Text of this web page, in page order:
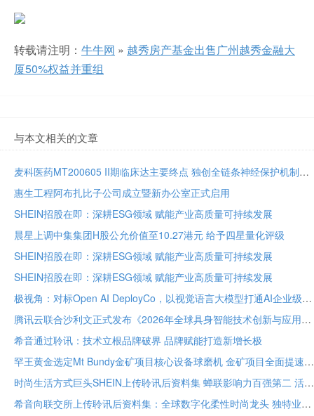
转载请注明： 牛牛网 » 越秀房产基金出售广州越秀金融大
厦50%权益并重组
与本文相关的文章
麦科医药MT200605 II期临床达主要终点 独创全链条神经保护机制将亮相国际卒中大会
惠生工程阿布扎比子公司成立暨新办公室正式启用
SHEIN招股在即：深耕ESG领域 赋能产业高质量可持续发展
晨星上调中集集团H股公允价值至10.27港元 给予四星量化评级
SHEIN招股在即：深耕ESG领域 赋能产业高质量可持续发展
SHEIN招股在即：深耕ESG领域 赋能产业高质量可持续发展
极视角：对标Open AI DeployCo，以视觉语言大模型打通AI企业级落地“最后一公里”
腾讯云联合沙利文正式发布《2026年全球具身智能技术创新与应用白皮书》
希音通过聆讯：技术立根品牌破界 品牌赋能打造新增长极
罕王黄金选定Mt Bundy金矿项目核心设备球磨机 金矿项目全面提速
时尚生活方式巨头SHEIN上传聆讯后资料集 蝉联影响力百强第二 活跃顾客达2.73亿
希音向联交所上传聆讯后资料集：全球数字化柔性时尚龙头 独特业务模式构筑坚固护城河